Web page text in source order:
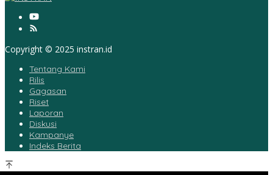
Copyright © 2025 instran.id
Tentang Kami
Rilis
Gagasan
Riset
Laporan
Diskusi
Kampanye
Indeks Berita